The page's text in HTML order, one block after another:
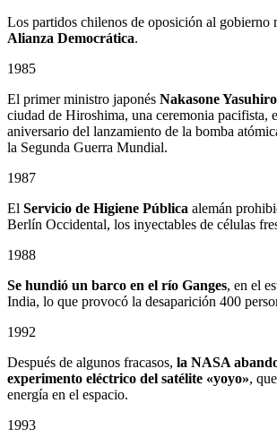
Los partidos chilenos de oposición al gobierno
Alianza Democrática.
1985
El primer ministro japonés Nakasone Yasuhiro
ciudad de Hiroshima, una ceremonia pacifista,
aniversario del lanzamiento de la bomba
la Segunda Guerra Mundial.
1987
El Servicio de Higiene Pública alemán
Berlín Occidental, los inyectables de células
1988
Se hundió un barco en el río Ganges, en el
India, lo que provocó la desaparición 400
1992
Después de algunos fracasos, la NASA
experimento eléctrico del satélite «yoyo»,
energía en el espacio.
1993